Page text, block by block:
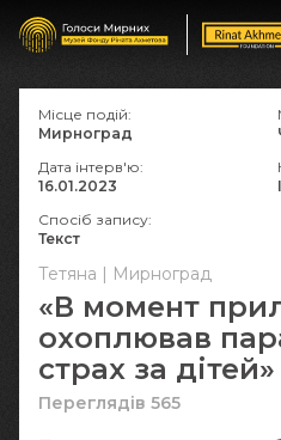
Тетяна | Мирноград
«В момент
охоплював
страх за дітей»
Переглядів 565
Місце подій:
Мирноград
Дата інтерв'ю:
16.01.2023
Спосіб запису:
Текст